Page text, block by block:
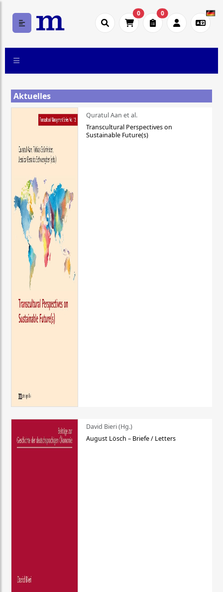
0 0
Aktuelles
Quratul Aan et al.
Transcultural Perspectives on
Sustainable Future(s)
David Bieri (Hg.)
August Lösch – Briefe / Letters